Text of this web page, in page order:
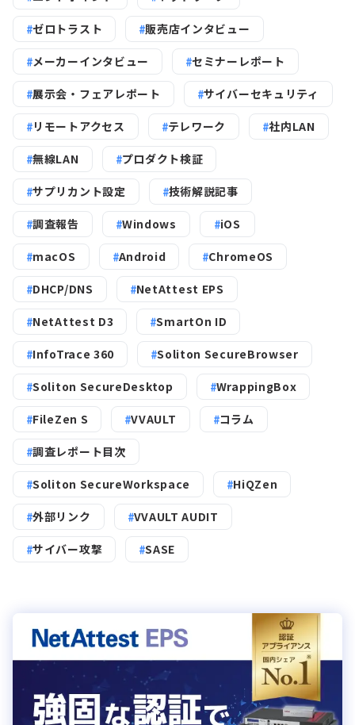
ゼロトラスト 販売店インタビュー
メーカーインタビュー セミナーレポート
展示会・フェアレポート サイバーセキュリティ
リモートアクセス テレワーク 社内LAN
無線LAN プロダクト検証
サプリカント設定 技術解説記事
調査報告 Windows iOS
macOS Android ChromeOS
DHCP/DNS NetAttest EPS
NetAttest D3 SmartOn ID
InfoTrace 360 Soliton SecureBrowser
Soliton SecureDesktop WrappingBox
FileZen S VVAULT コラム
調査レポート目次
Soliton SecureWorkspace HiQZen
外部リンク VVAULT AUDIT
サイバー攻撃 SASE